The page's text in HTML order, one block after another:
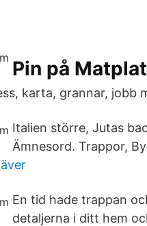
Pin på
karta, grannar, jobb
Italien större, Jutas
Ämnesord. Trappor,
En tid hade trappan
detaljerna i ditt hem